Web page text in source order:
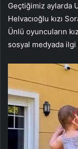
Geçtiğimiz aylarda
Helvacıoğlu kızı
Ünlü oyuncuların
sosyal medyada